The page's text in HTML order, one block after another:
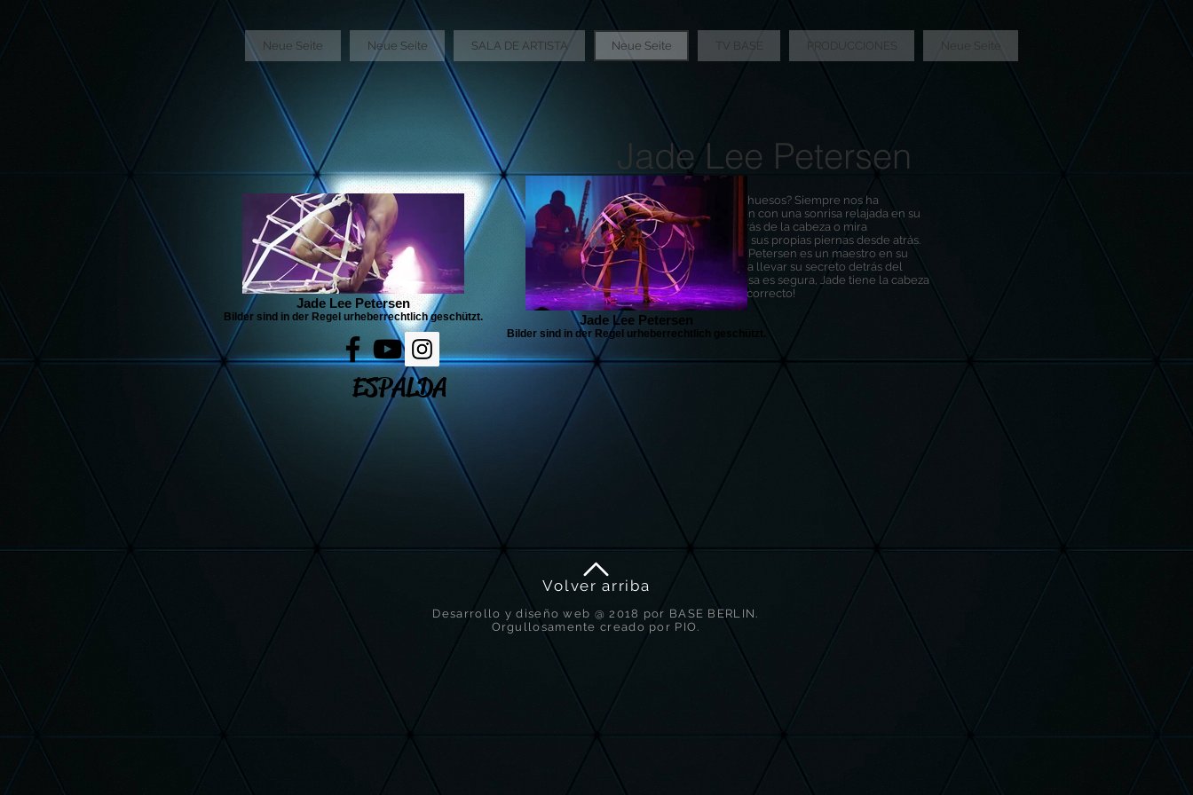
Neue Seite Neue Seite SALA DE ARTISTA Neue Seite TV BASE PRODUCCIONES Neue Seite
Jade Lee Petersen
Contorsión y seda aérea
¿Puede haber gente sin huesos? Siempre nos ha
fascinado cuando alguien con una sonrisa relajada en su
rostro cruza los pies detrás de la cabeza o mira
casualmente a través de sus propias piernas desde atrás.
El sudafricano Jade Lee Petersen es un maestro en su
oficio y esta vez volverá a llevar su secreto detrás del
escenario ... ¡Pero una cosa es segura, Jade tiene la cabeza
y el corazón en el lugar correcto!
Jade Lee Petersen
Bilder sind in der Regel urheberrechtlich geschützt. Jade Lee Petersen
Bilder sind in der Regel urheberrechtlich geschützt.
ESPALDA
Volver arriba
Desarrollo y diseño web @ 2018 por BASE BERLIN.
Orgullosamente creado por PIO.